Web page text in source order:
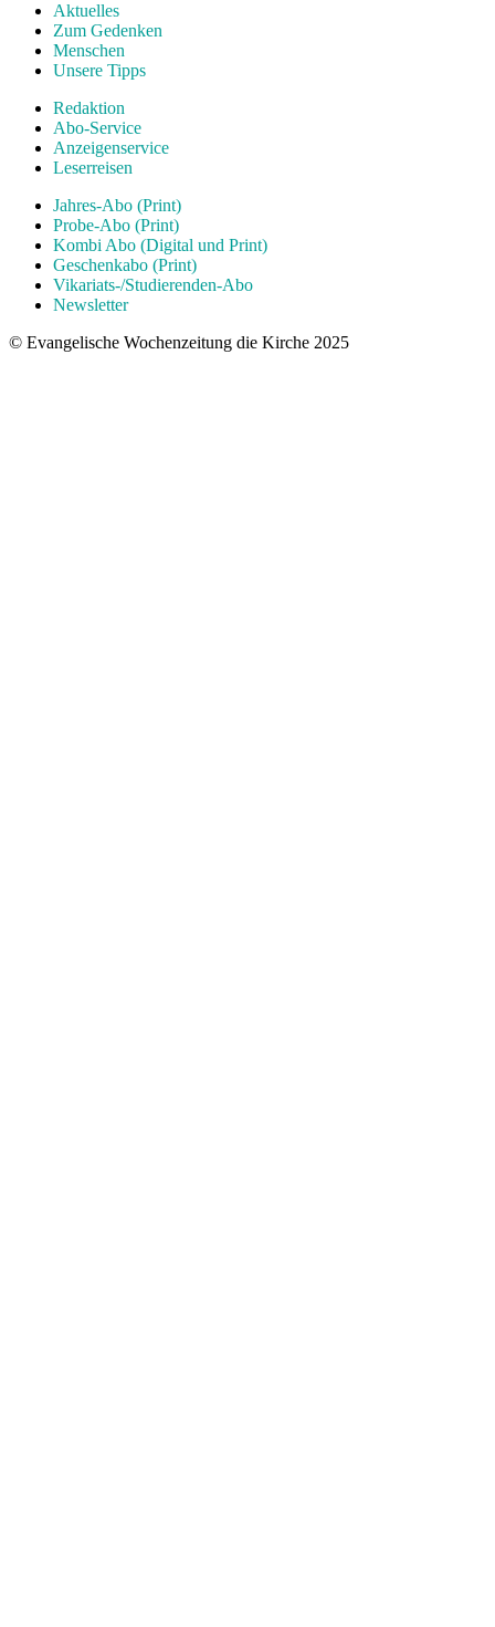
Aktuelles
Zum Gedenken
Menschen
Unsere Tipps
Redaktion
Abo-Service
Anzeigenservice
Leserreisen
Jahres-Abo (Print)
Probe-Abo (Print)
Kombi Abo (Digital und Print)
Geschenkabo (Print)
Vikariats-/Studierenden-Abo
Newsletter
© Evangelische Wochenzeitung die Kirche 2025